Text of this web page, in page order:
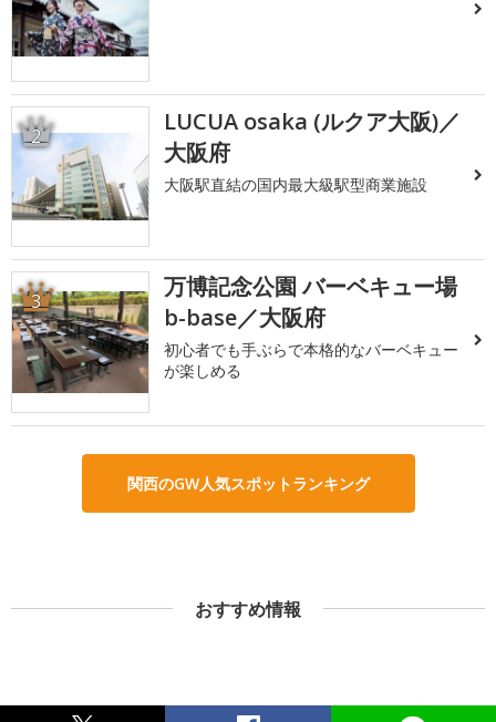
2
LUCUA osaka (ルクア大阪)／
大阪府
大阪駅直結の国内最大級駅型商業施設
3
万博記念公園 バーベキュー場
b-base／大阪府
初心者でも手ぶらで本格的なバーベキュー
が楽しめる
関西のGW人気スポットランキング
おすすめ情報